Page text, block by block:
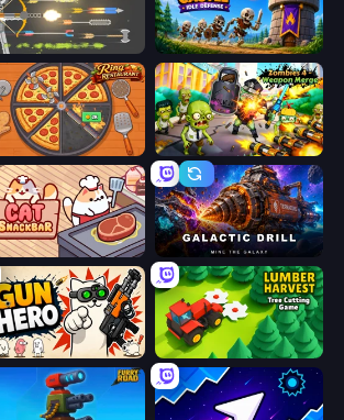
Archers Mage Castle Idle Defense
Restaurant Zombies 4 Weapon Merge
Snack Bar Galactic Drill
Hero: Cat Survival Lumber Harvest: Tree Cutting Game